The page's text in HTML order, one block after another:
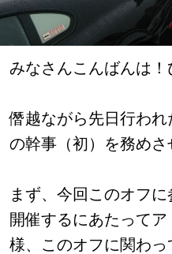
みなさんこんばんは
僭越ながら先日行わ
の幹事（初）を務め
まず、今回このオフ
開催するにあたって
様、このオフに関わ